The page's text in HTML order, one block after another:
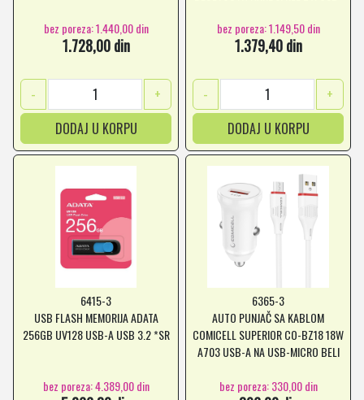
bez poreza: 1.440,00 din
1.728,00 din
-
+
DODAJ U KORPU
bez poreza: 1.149,50 din
1.379,40 din
-
+
DODAJ U KORPU
6415-3
USB FLASH MEMORIJA ADATA
256GB UV128 USB-A USB 3.2 *SR
bez poreza: 4.389,00 din
6365-3
AUTO PUNJAČ SA KABLOM
COMICELL SUPERIOR CO-BZ18 18W
A703 USB-A NA USB-MICRO BELI
bez poreza: 330,00 din